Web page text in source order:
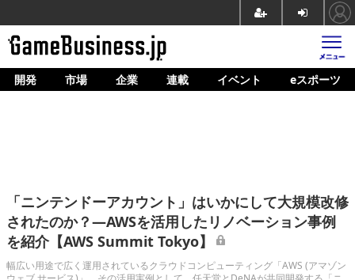
ホーム
企業動向
人材育成
産業政策
開発 市場 企業 連載 イベント eスポーツ
「ニンテンドーアカウント」はいかにして大規模改修
されたのか？―AWSを活用したリノベーション事例
を紹介【AWS Summit Tokyo】
幅広い用途で広く運用されているクラウドコンピューティング「AWS (アマゾン